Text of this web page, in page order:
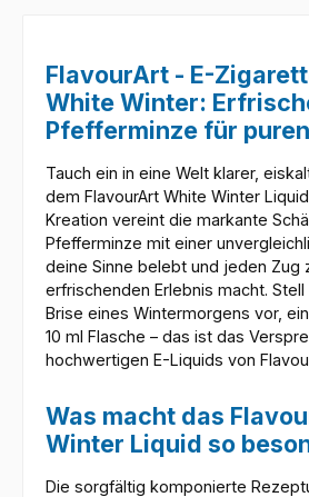
FlavourArt - E-
White Winter:
Pfefferminze für
Tauch ein in eine Welt klarer,
dem FlavourArt White Winter
Kreation vereint die markante
Pfefferminze mit einer
deine Sinne belebt und jeden Zug
erfrischenden Erlebnis macht.
Brise eines Wintermorgens vor,
10 ml Flasche – das ist das
hochwertigen E-Liquids von
Was macht das
Winter Liquid so
Die sorgfältig komponierte